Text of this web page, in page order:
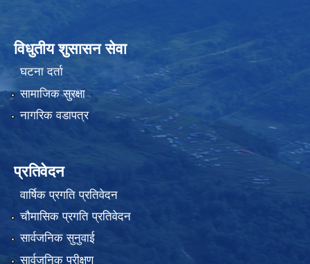
विधुतीय शुसासन सेवा
घटना दर्ता
सामाजिक सुरक्षा
नागरिक वडापत्र
प्रतिवेदन
वार्षिक प्रगति प्रतिवेदन
चौमासिक प्रगति प्रतिवेदन
सार्वजनिक सुनुवाई
सार्वजनिक परीक्षण